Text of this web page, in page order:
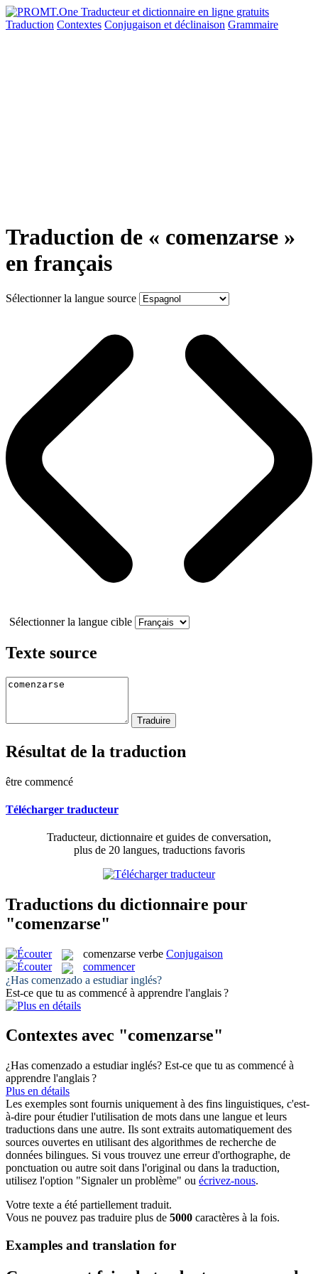
Traduction Contextes Conjugaison et déclinaison Grammaire
Traduction de « comenzarse »
en français
Sélectionner la langue source
Sélectionner la langue cible
Texte source
Résultat de la traduction
être commencé
Télécharger traducteur
Traducteur, dictionnaire et guides de conversation,
plus de 20 langues, traductions favoris
Traductions du dictionnaire pour
"comenzarse"
comenzarse verbe Conjugaison
commencer
¿Has comenzado a estudiar inglés?
Est-ce que tu as commencé à apprendre l'anglais ?
Contextes avec "comenzarse"
¿Has comenzado a estudiar inglés? Est-ce que tu as commencé à
apprendre l'anglais ?
Plus en détails
Les exemples sont fournis uniquement à des fins linguistiques, c'est-
à-dire pour étudier l'utilisation de mots dans une langue et leurs
traductions dans une autre. Ils sont extraits automatiquement des
sources ouvertes en utilisant des algorithmes de recherche de
données bilingues. Si vous trouvez une erreur d'orthographe, de
ponctuation ou autre soit dans l'original ou dans la traduction,
utilisez l'option "Signaler un problème" ou écrivez-nous.
Votre texte a été partiellement traduit.
Vous ne pouvez pas traduire plus de 5000 caractères à la fois.
Examples and translation for